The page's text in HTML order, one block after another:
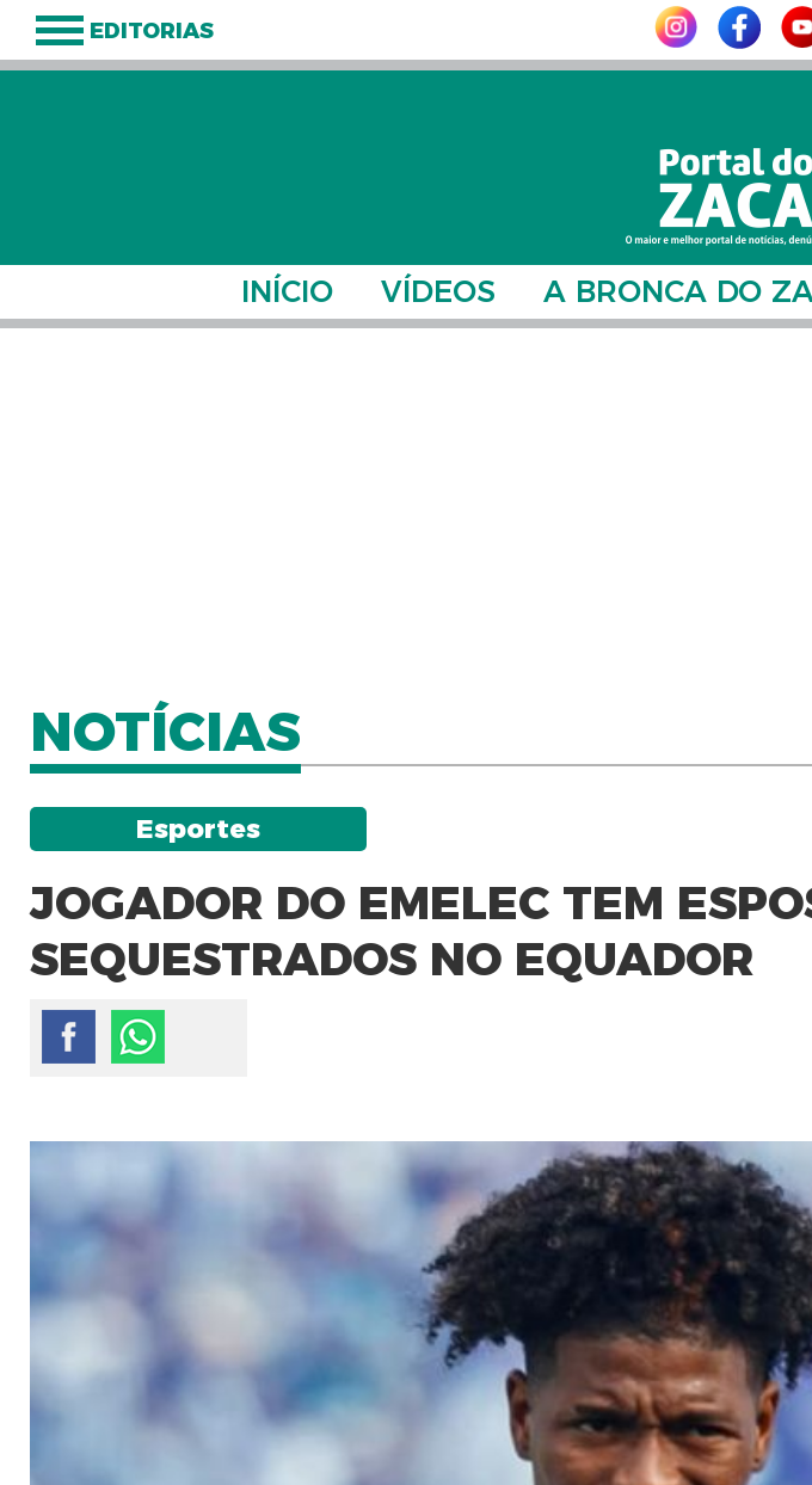
EDITORIAS
INÍCIO VÍDEOS A BRONCA DO
NOTÍCIAS
Esportes
JOGADOR DO EMELEC TEM
SEQUESTRADOS NO EQUADOR